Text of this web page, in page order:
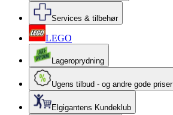
Services & tilbehør
LEGO
Lageroprydning
Ugens tilbud - og andre gode priser
Elgigantens Kundeklub